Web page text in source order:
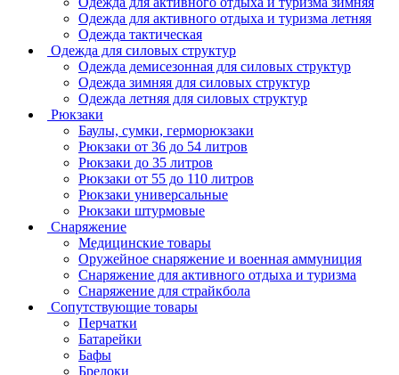
Одежда для активного отдыха и туризма летняя
Одежда тактическая
Одежда для силовых структур
Одежда демисезонная для силовых структур
Одежда зимняя для силовых структур
Одежда летняя для силовых структур
Рюкзаки
Баулы, сумки, герморюкзаки
Рюкзаки от 36 до 54 литров
Рюкзаки до 35 литров
Рюкзаки от 55 до 110 литров
Рюкзаки универсальные
Рюкзаки штурмовые
Снаряжение
Медицинские товары
Оружейное снаряжение и военная аммуниция
Снаряжение для активного отдыха и туризма
Снаряжение для страйкбола
Сопутствующие товары
Перчатки
Батарейки
Бафы
Брелоки